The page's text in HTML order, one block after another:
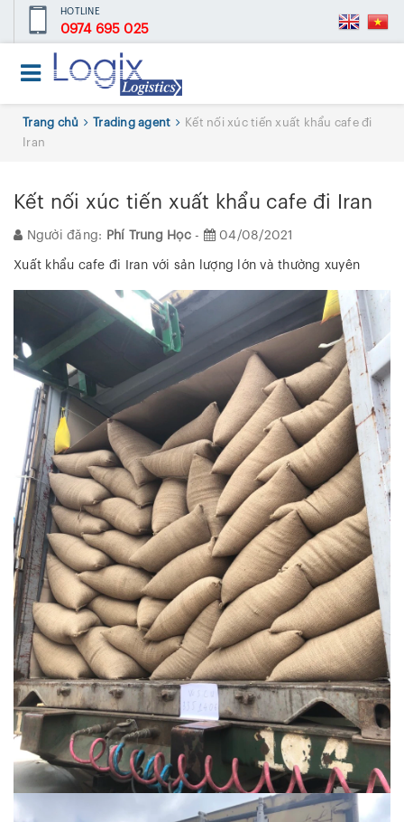
HOTLINE
0974 695 025
Trang chủ Trading agent
Kết nối xúc tiến xuất khẩu cafe đi
Iran
Kết nối xúc tiến xuất khẩu cafe đi Iran
Người đăng: Phí Trung Học- 04/08/2021
Xuất khẩu cafe đi Iran với sản lượng lớn và thường xuyên